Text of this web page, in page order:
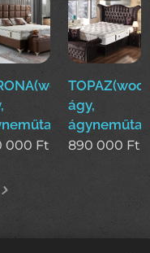
000 Ft
ágy,
890 000 Ft